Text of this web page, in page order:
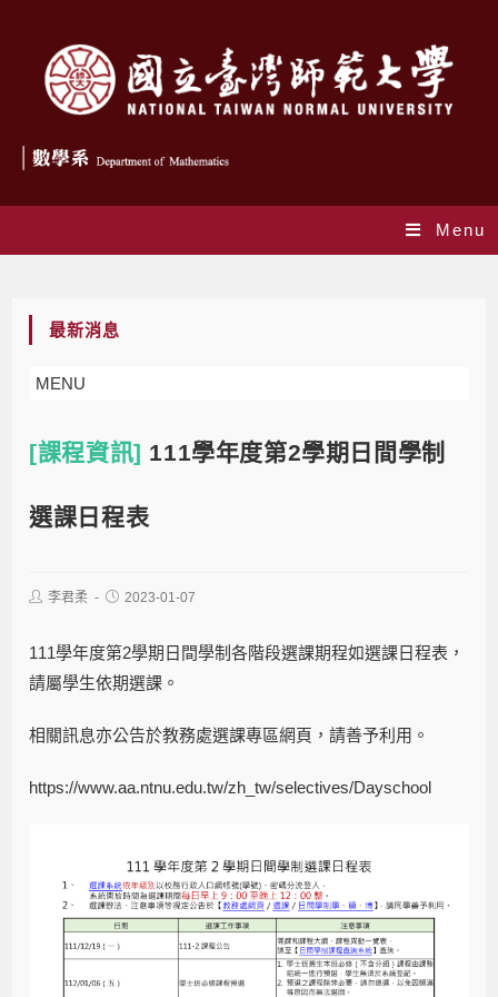
Menu
最新消息
MENU
[課程資訊] 111學年度第2學期日間學制
選課日程表
李君柔 2023-01-07
111學年度第2學期日間學制各階段選課期程如選課日程表，
請屬學生依期選課。
相關訊息亦公告於教務處選課專區網頁，請善予利用。
https://www.aa.ntnu.edu.tw/zh_tw/selectives/Dayschool